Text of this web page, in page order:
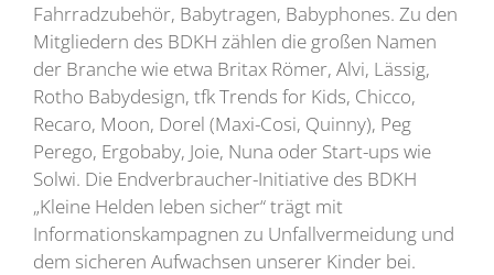
Fahrradzubehör, Babytragen, Babyphones. Zu den
Mitgliedern des BDKH zählen die großen Namen
der Branche wie etwa Britax Römer, Alvi, Lässig,
Rotho Babydesign, tfk Trends for Kids, Chicco,
Recaro, Moon, Dorel (Maxi-Cosi, Quinny), Peg
Perego, Ergobaby, Joie, Nuna oder Start-ups wie
Solwi. Die Endverbraucher-Initiative des BDKH
„Kleine Helden leben sicher“ trägt mit
Informationskampagnen zu Unfallvermeidung und
dem sicheren Aufwachsen unserer Kinder bei.